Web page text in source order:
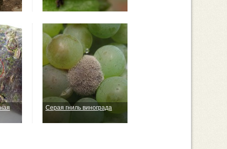
Серая гниль винограда